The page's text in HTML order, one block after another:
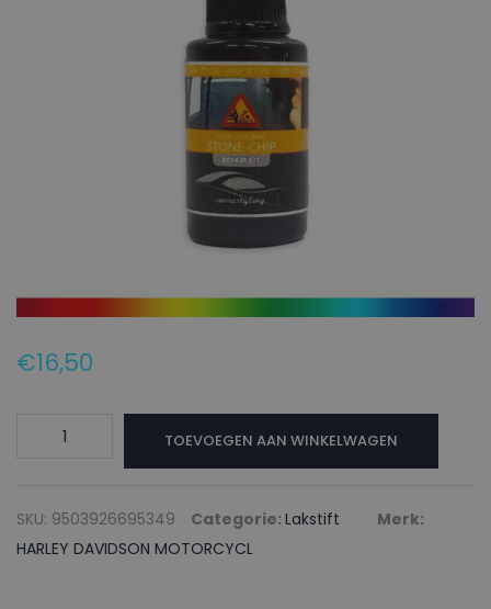
€16,50
HARLEY
Lakstift
DH
TOEVOEGEN AAN WINKELWAGEN
SKU: 9503926695349 Categorie: Lakstift
Merk:
HARLEY DAVIDSON MOTORCYCL